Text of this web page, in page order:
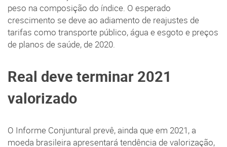
peso na composição do índice. O esperado
crescimento se deve ao adiamento de reajustes de
tarifas como transporte público, água e esgoto e preços
de planos de saúde, de 2020.
Real deve terminar 2021
valorizado
O Informe Conjuntural prevê, ainda que em 2021, a
moeda brasileira apresentará tendência de valorização,